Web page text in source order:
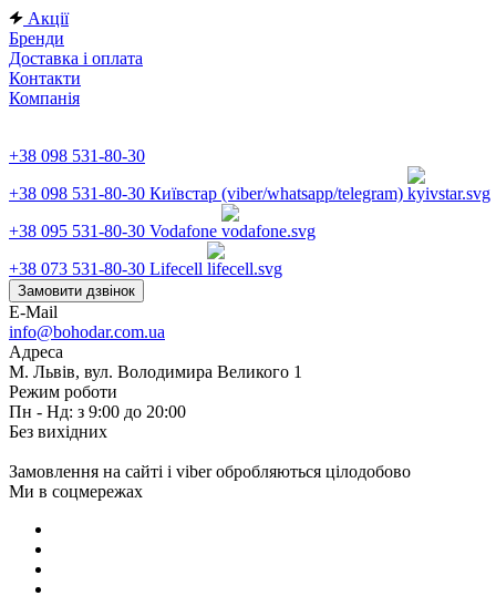
Акції
Бренди
Доставка і оплата
Контакти
Компанія
+38 098 531-80-30
+38 098 531-80-30 Київстар (viber/whatsapp/telegram)
+38 095 531-80-30 Vodafone
+38 073 531-80-30 Lifecell
Замовити дзвінок
E-Mail
info@bohodar.com.ua
Адреса
М. Львів, вул. Володимира Великого 1
Режим роботи
Пн - Нд: з 9:00 до 20:00
Без вихідних
Замовлення на сайті і viber обробляються цілодобово
Ми в соцмережах